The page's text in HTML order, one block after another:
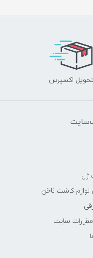
اکسپرس
ژل
لوازم کاشت ناخن
مقررات سایت